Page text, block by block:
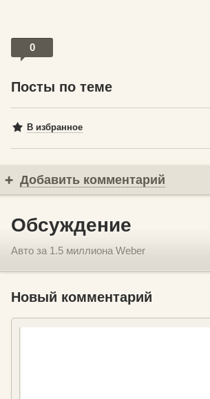
0
Посты по теме
В избранное
Добавить комментарий
Обсуждение
Авто за 1.5 миллиона Weber
Новый комментарий